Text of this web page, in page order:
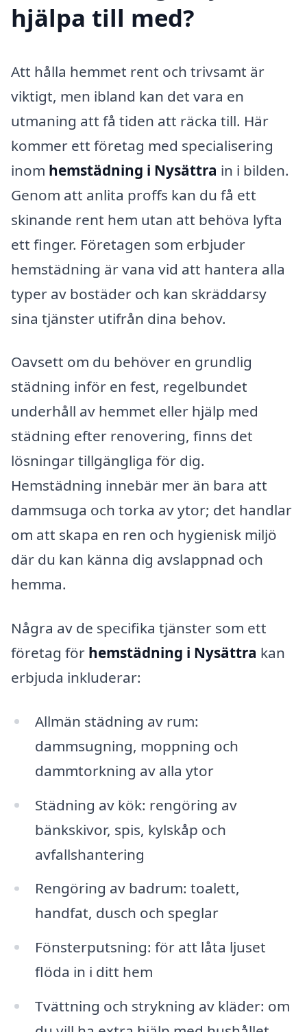
hjälpa till med?
Att hålla hemmet rent och trivsamt är
viktigt, men ibland kan det vara en
utmaning att få tiden att räcka till. Här
kommer ett företag med specialisering
inom hemstädning i Nysättra in i bilden.
Genom att anlita proffs kan du få ett
skinande rent hem utan att behöva lyfta
ett finger. Företagen som erbjuder
hemstädning är vana vid att hantera alla
typer av bostäder och kan skräddarsy
sina tjänster utifrån dina behov.
Oavsett om du behöver en grundlig
städning inför en fest, regelbundet
underhåll av hemmet eller hjälp med
städning efter renovering, finns det
lösningar tillgängliga för dig.
Hemstädning innebär mer än bara att
dammsuga och torka av ytor; det handlar
om att skapa en ren och hygienisk miljö
där du kan känna dig avslappnad och
hemma.
Några av de specifika tjänster som ett
företag för hemstädning i Nysättra kan
erbjuda inkluderar:
Allmän städning av rum:
dammsugning, moppning och
dammtorkning av alla ytor
Städning av kök: rengöring av
bänkskivor, spis, kylskåp och
avfallshantering
Rengöring av badrum: toalett,
handfat, dusch och speglar
Fönsterputsning: för att låta ljuset
flöda in i ditt hem
Tvättning och strykning av kläder: om